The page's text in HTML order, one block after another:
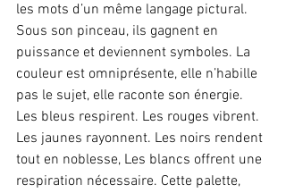
les mots d’un même langage pictural.
Sous son pinceau, ils gagnent en
puissance et deviennent symboles. La
couleur est omniprésente, elle n’habille
pas le sujet, elle raconte son énergie.
Les bleus respirent. Les rouges vibrent.
Les jaunes rayonnent. Les noirs rendent
tout en noblesse, Les blancs offrent une
respiration nécessaire. Cette palette,